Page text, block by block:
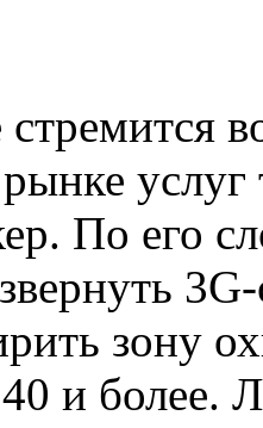
услуг
По его
зону
и более.